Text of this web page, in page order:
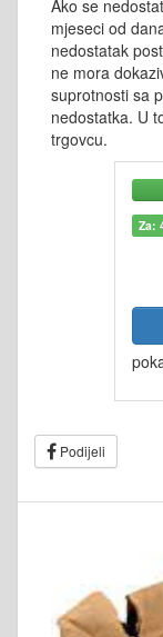
Ako se
mjeseci od
nedostatak
ne mora
suprotnosti sa
nedostatka. U
trgovcu.
Za:
Podijeli